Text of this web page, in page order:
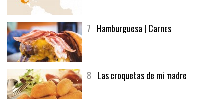
7 Hamburguesa | Carnes
8 Las croquetas de mi madre